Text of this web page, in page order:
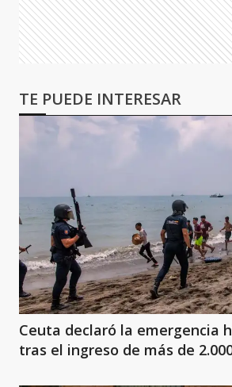
TE PUEDE INTERESAR
Ceuta declaró la emergencia
tras el ingreso de más de